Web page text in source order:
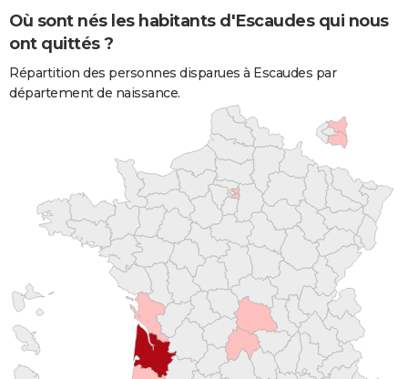
Où sont nés les habitants d'Escaudes qui nous
ont quittés ?
Répartition des personnes disparues à Escaudes par
département de naissance.